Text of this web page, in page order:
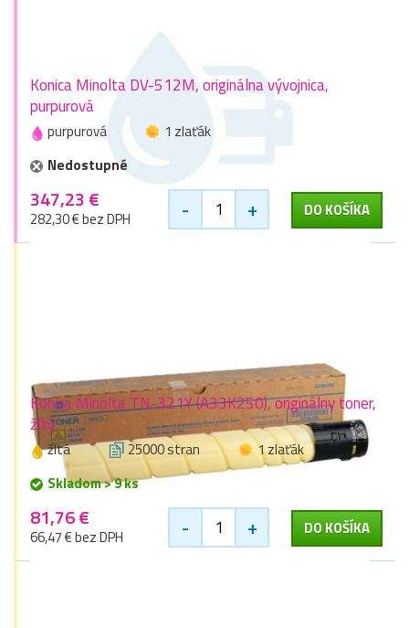
Konica Minolta DV-512M, originálna vývojnica,
purpurová
purpurová
1 zlaťák
Nedostupné
347,23 €
282,30 € bez DPH - + DO KOŠÍKA
Konica Minolta TN-321Y (A33K250), originálny toner,
žltý
žltá 25000 stran
1 zlaťák
Skladom > 9 ks
81,76 €
66,47 € bez DPH - + DO KOŠÍKA